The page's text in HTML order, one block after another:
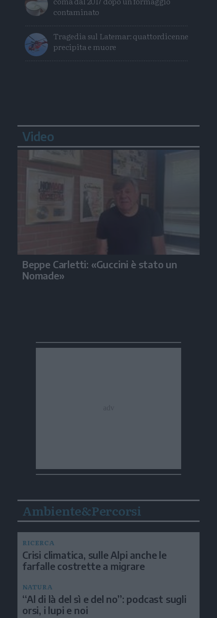
contaminato
Tragedia sul Latemar: quattordicenne
precipita e muore
Video
Beppe Carletti: «Guccini è stato un
Nomade»
Ambiente&Percorsi
RICERCA
Crisi climatica, sulle Alpi anche le
farfalle costrette a migrare
NATURA
“Al di là del sì e del no”: podcast sugli
orsi, i lupi e noi